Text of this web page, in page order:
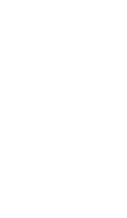
爱心捐赠
总会
总会
总会
总会
孩子尾款
孩子尾款
金会
金会
金会
孩子尾款
金会